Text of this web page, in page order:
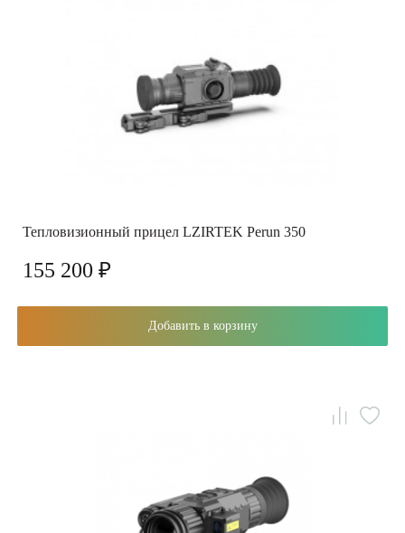
Тепловизионный прицел LZIRTEK Perun 350
155 200 ₽
Добавить в корзину